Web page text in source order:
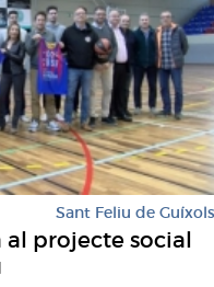
Sant Feliu de Guíxols
al projecte social